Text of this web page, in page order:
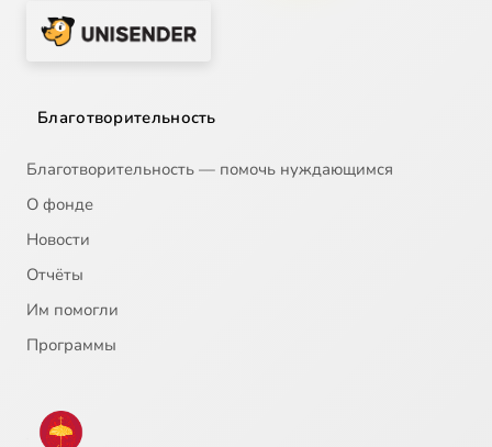
Благотворительность
Благотворительность — помочь нуждающимся
О фонде
Новости
Отчёты
Им помогли
Программы